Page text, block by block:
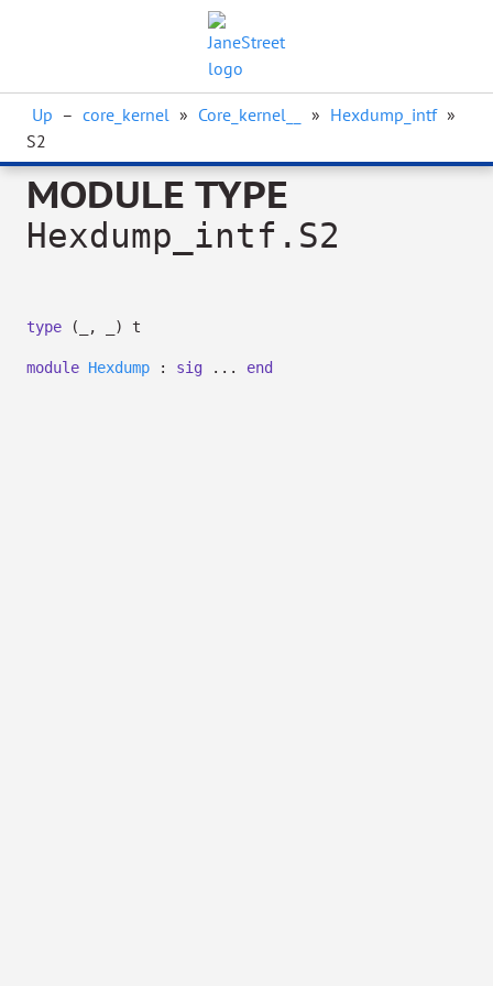
Up – core_kernel » Core_kernel__ » Hexdump_intf »
S2
MODULE TYPE
Hexdump_intf.S2
type (_, _) t
module Hexdump : sig ... end